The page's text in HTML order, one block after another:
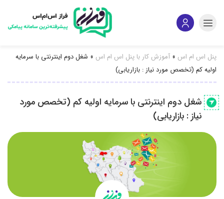
پنل اس ام اس » آموزش کار با پنل اس ام اس » شغل دوم اینترنتی با سرمایه
اولیه کم (تخصص مورد نیاز : بازاریابی)
شغل دوم اینترنتی با سرمایه اولیه کم (تخصص مورد
نیاز : بازاریابی)